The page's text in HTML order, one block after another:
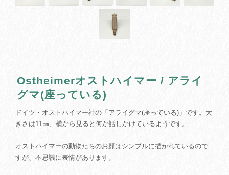
Ostheimerオストハイマー / アライ
グマ(座っている)
ドイツ・オストハイマー社の「アライグマ(座っている)」です。大
きさは11㎝、横から見ると何か話しかけているようです。
オストハイマーの動物たちのお顔はシンプルに描かれているので
すが、不思議に表情があります。